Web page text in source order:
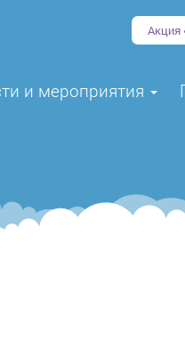
Акция
и мероприятия